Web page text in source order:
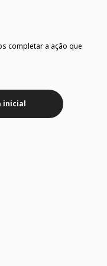
completar a ação que
inicial